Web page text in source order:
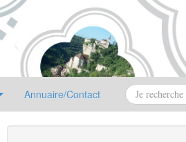
Annuaire/Contact